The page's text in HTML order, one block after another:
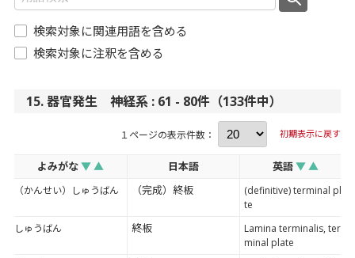
検索対象に関連用語を含める
検索対象に注釈を含める
15. 器官発生 神経系 : 61 - 80件（133件中）
１ページの表示件数： 初期表示に戻す
よみがな▼ ▲ 日本語 英語▼ ▲
（かんせい）しゅうばん （完成）終板
(definitive) terminal pla
te
しゅうばん
終板
Lamina terminalis, ter
minal plate